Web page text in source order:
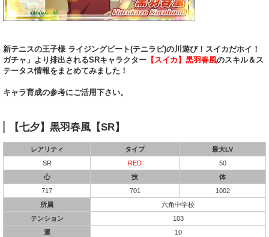
新テニスの王子様 ライジングビート(テニラビ)の川遊び！スイカだホイ！
ガチャ」より排出されるSRキャラクター 【スイカ】黒羽春風のスキル＆ス
テータス情報をまとめてみました！
キャラ育成の参考にご活用下さい。
【七夕】黒羽春風【SR】
レアリティ タイプ
最大LV
SR
RED
50
心
技
体
717
701
1002
所属
六角中学校
テンション
103
運
10